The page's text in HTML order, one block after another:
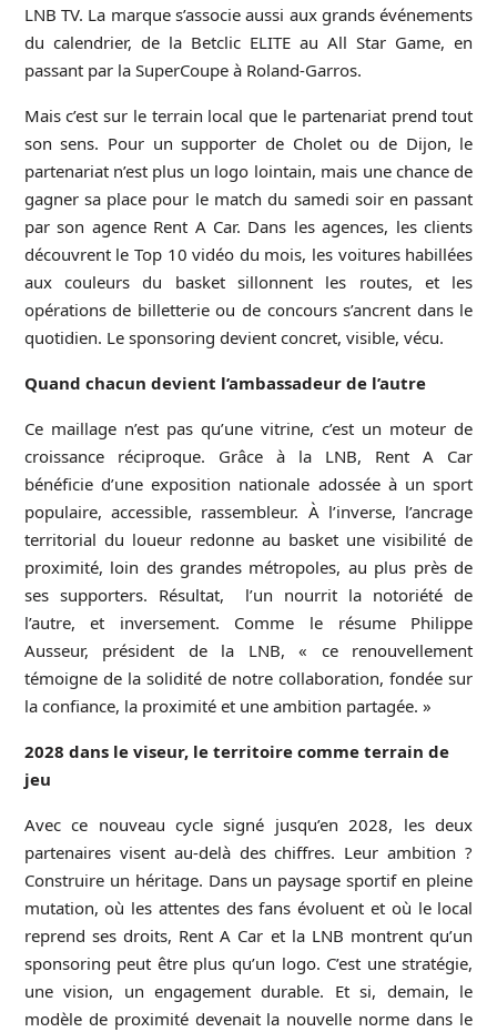
LNB TV. La marque s’associe aussi aux grands événements
du calendrier, de la Betclic ELITE au All Star Game, en
passant par la SuperCoupe à Roland-Garros.
Mais c’est sur le terrain local que le partenariat prend tout
son sens. Pour un supporter de Cholet ou de Dijon, le
partenariat n’est plus un logo lointain, mais une chance de
gagner sa place pour le match du samedi soir en passant
par son agence Rent A Car. Dans les agences, les clients
découvrent le Top 10 vidéo du mois, les voitures habillées
aux couleurs du basket sillonnent les routes, et les
opérations de billetterie ou de concours s’ancrent dans le
quotidien. Le sponsoring devient concret, visible, vécu.
Quand chacun devient l’ambassadeur de l’autre
Ce maillage n’est pas qu’une vitrine, c’est un moteur de
croissance réciproque. Grâce à la LNB, Rent A Car
bénéficie d’une exposition nationale adossée à un sport
populaire, accessible, rassembleur. À l’inverse, l’ancrage
territorial du loueur redonne au basket une visibilité de
proximité, loin des grandes métropoles, au plus près de
ses supporters. Résultat, l’un nourrit la notoriété de
l’autre, et inversement. Comme le résume Philippe
Ausseur, président de la LNB, « ce renouvellement
témoigne de la solidité de notre collaboration, fondée sur
la confiance, la proximité et une ambition partagée. »
2028 dans le viseur, le territoire comme terrain de
jeu
Avec ce nouveau cycle signé jusqu’en 2028, les deux
partenaires visent au-delà des chiffres. Leur ambition ?
Construire un héritage. Dans un paysage sportif en pleine
mutation, où les attentes des fans évoluent et où le local
reprend ses droits, Rent A Car et la LNB montrent qu’un
sponsoring peut être plus qu’un logo. C’est une stratégie,
une vision, un engagement durable. Et si, demain, le
modèle de proximité devenait la nouvelle norme dans le